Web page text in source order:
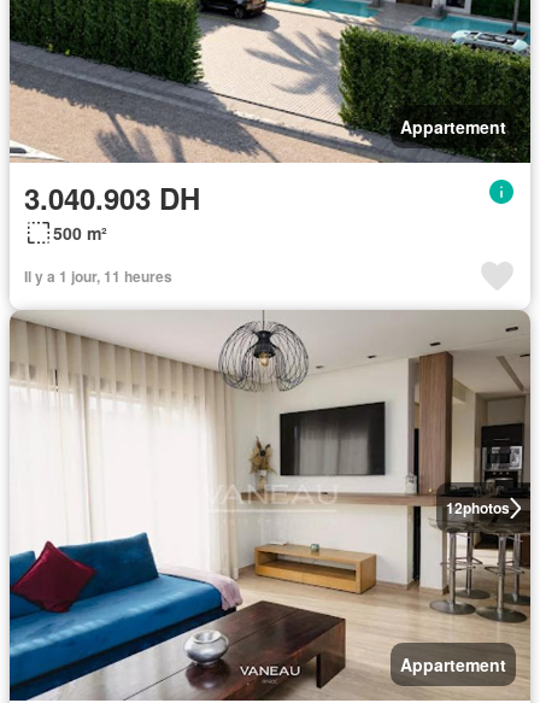
Appartement
3.040.903 DH
500 m²
Il y a 1 jour, 11 heures
12photos
Appartement